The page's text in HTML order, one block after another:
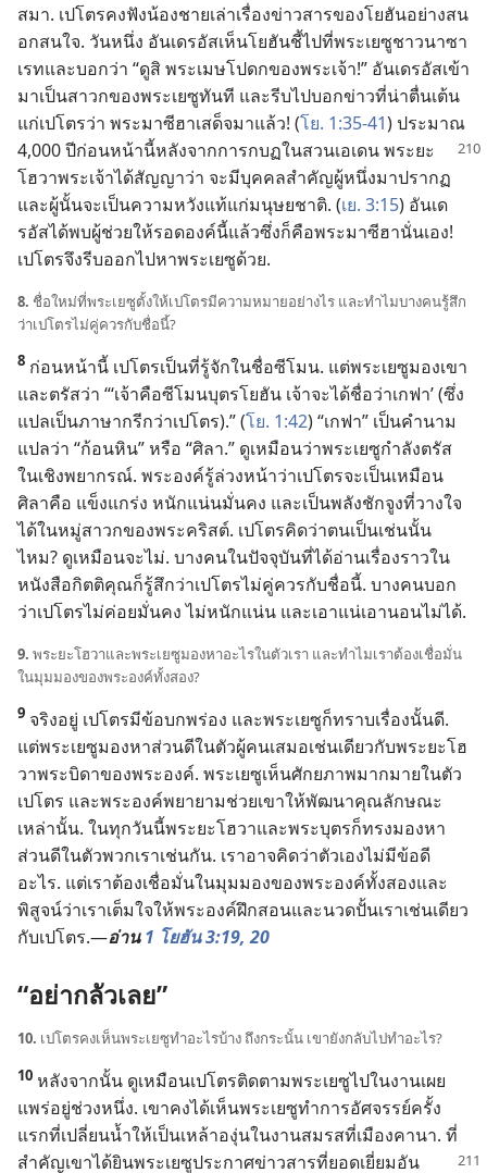
สมา. เปโตร​คง​ฟัง​น้อง​ชาย​เล่า​เรื่อง​ข่าวสาร​ของ​โยฮัน​อย่าง​สน​
อก​สนใจ. วัน​หนึ่ง อันเดรอัส​เห็น​โยฮัน​ชี้​ไป​ที่​พระ​เยซู​ชาว​นาซา
เรท​และ​บอก​ว่า “ดู​สิ พระ​เมษโปดก​ของ​พระเจ้า!” อันเดรอัส​เข้า​
มา​เป็น​สาวก​ของ​พระ​เยซู​ทันที และ​รีบ​ไป​บอก​ข่าว​ที่​น่า​ตื่นเต้น​
แก่​เปโตร​ว่า พระ​มาซีฮา​เสด็จ​มา​แล้ว! (โย. 1:35-41) ประมาณ
4,000 ปี​ก่อน​หน้า​นี้​หลัง​จาก​การ​กบฏ​ใน​สวน​เอเดน พระ​ยะ
โฮวา​พระเจ้า​ได้​สัญญา​ว่า จะ​มี​บุคคล​สำคัญ​ผู้​หนึ่ง​มา​ปรากฏ​
และ​ผู้​นั้น​จะ​เป็น​ความ​หวัง​แท้​แก่​มนุษยชาติ. (เย. 3:15) อันเด
รอัส​ได้​พบ​ผู้​ช่วย​ให้​รอด​องค์​นี้​แล้ว​ซึ่ง​ก็​คือ​พระ​มาซีฮา​นั่น​เอง!
เปโตร​จึง​รีบ​ออก​ไป​หา​พระ​เยซู​ด้วย.
8. ชื่อ​ใหม่​ที่​พระ​เยซู​ตั้ง​ให้​เปโตร​มี​ความ​หมาย​อย่าง​ไร และ​ทำไม​บาง​คน​รู้สึก​
ว่า​เปโตร​ไม่​คู่​ควร​กับ​ชื่อ​นี้?
8 ก่อน​หน้า​นี้ เปโตร​เป็น​ที่​รู้​จัก​ใน​ชื่อ​ซีโมน. แต่​พระ​เยซู​มอง​เขา​
และ​ตรัส​ว่า “‘เจ้า​คือ​ซีโมน​บุตร​โยฮัน เจ้า​จะ​ได้​ชื่อ​ว่า​เกฟา’ (ซึ่ง​
แปล​เป็น​ภาษา​กรีก​ว่า​เปโตร).” (โย. 1:42) “เกฟา” เป็น​คำ​นาม​
แปล​ว่า “ก้อน​หิน” หรือ “ศิลา.” ดู​เหมือน​ว่า​พระ​เยซู​กำลัง​ตรัส​
ใน​เชิง​พยากรณ์. พระองค์​รู้​ล่วง​หน้า​ว่า​เปโตร​จะ​เป็น​เหมือน​
ศิลา​คือ แข็ง​แกร่ง หนักแน่น​มั่นคง และ​เป็น​พลัง​ชักจูง​ที่​วางใจ​
ได้​ใน​หมู่​สาวก​ของ​พระ​คริสต์. เปโตร​คิด​ว่า​ตน​เป็น​เช่น​นั้น​
ไหม? ดู​เหมือน​จะ​ไม่. บาง​คน​ใน​ปัจจุบัน​ที่​ได้​อ่าน​เรื่อง​ราว​ใน​
หนังสือ​กิตติคุณ​ก็​รู้สึก​ว่า​เปโตร​ไม่​คู่​ควร​กับ​ชื่อ​นี้. บาง​คน​บอก​
ว่า​เปโตร​ไม่​ค่อย​มั่นคง ไม่​หนักแน่น และ​เอา​แน่​เอา​นอน​ไม่​ได้.
9. พระ​ยะโฮวา​และ​พระ​เยซู​มอง​หา​อะไร​ใน​ตัว​เรา และ​ทำไม​เรา​ต้อง​เชื่อ​มั่น​
ใน​มุม​มอง​ของ​พระองค์​ทั้ง​สอง?
9 จริง​อยู่ เปโตร​มี​ข้อ​บกพร่อง และ​พระ​เยซู​ก็​ทราบ​เรื่อง​นั้น​ดี.
แต่​พระ​เยซู​มอง​หา​ส่วน​ดี​ใน​ตัว​ผู้​คน​เสมอ​เช่น​เดียว​กับ​พระ​ยะโฮ
วา​พระ​บิดา​ของ​พระองค์. พระ​เยซู​เห็น​ศักยภาพ​มาก​มาย​ใน​ตัว​
เปโตร และ​พระองค์​พยายาม​ช่วย​เขา​ให้​พัฒนา​คุณลักษณะ​
เหล่า​นั้น. ใน​ทุก​วัน​นี้​พระ​ยะโฮวา​และ​พระ​บุตร​ก็​ทรง​มอง​หา​
ส่วน​ดี​ใน​ตัว​พวก​เรา​เช่น​กัน. เรา​อาจ​คิด​ว่า​ตัว​เอง​ไม่​มี​ข้อ​ดี​
อะไร. แต่​เรา​ต้อง​เชื่อ​มั่น​ใน​มุม​มอง​ของ​พระองค์​ทั้ง​สอง​และ​
พิสูจน์​ว่า​เรา​เต็ม​ใจ​ให้​พระองค์​ฝึก​สอน​และ​นวด​ปั้น​เรา​เช่น​เดียว​
กับ​เปโตร.—อ่าน 1 โยฮัน 3:19, 20
“อย่า​กลัว​เลย”
10. เปโตร​คง​เห็น​พระ​เยซู​ทำ​อะไร​บ้าง ถึง​กระนั้น เขา​ยัง​กลับ​ไป​ทำ​อะไร?
10 หลัง​จาก​นั้น ดู​เหมือน​เปโตร​ติด​ตาม​พระ​เยซู​ไป​ใน​งาน​เผย
แพร่​อยู่​ช่วง​หนึ่ง. เขา​คง​ได้​เห็น​พระ​เยซู​ทำ​การ​อัศจรรย์​ครั้ง​
แรก​ที่​เปลี่ยน​น้ำ​ให้​เป็น​เหล้า​องุ่น​ใน​งาน​สมรส​ที่​เมือง​คานา. ที่​
สำคัญ​เขา​ได้​ยิน​พระ​เยซู​ประกาศ​ข่าวสาร​ที่​ยอด​เยี่ยม​อัน​